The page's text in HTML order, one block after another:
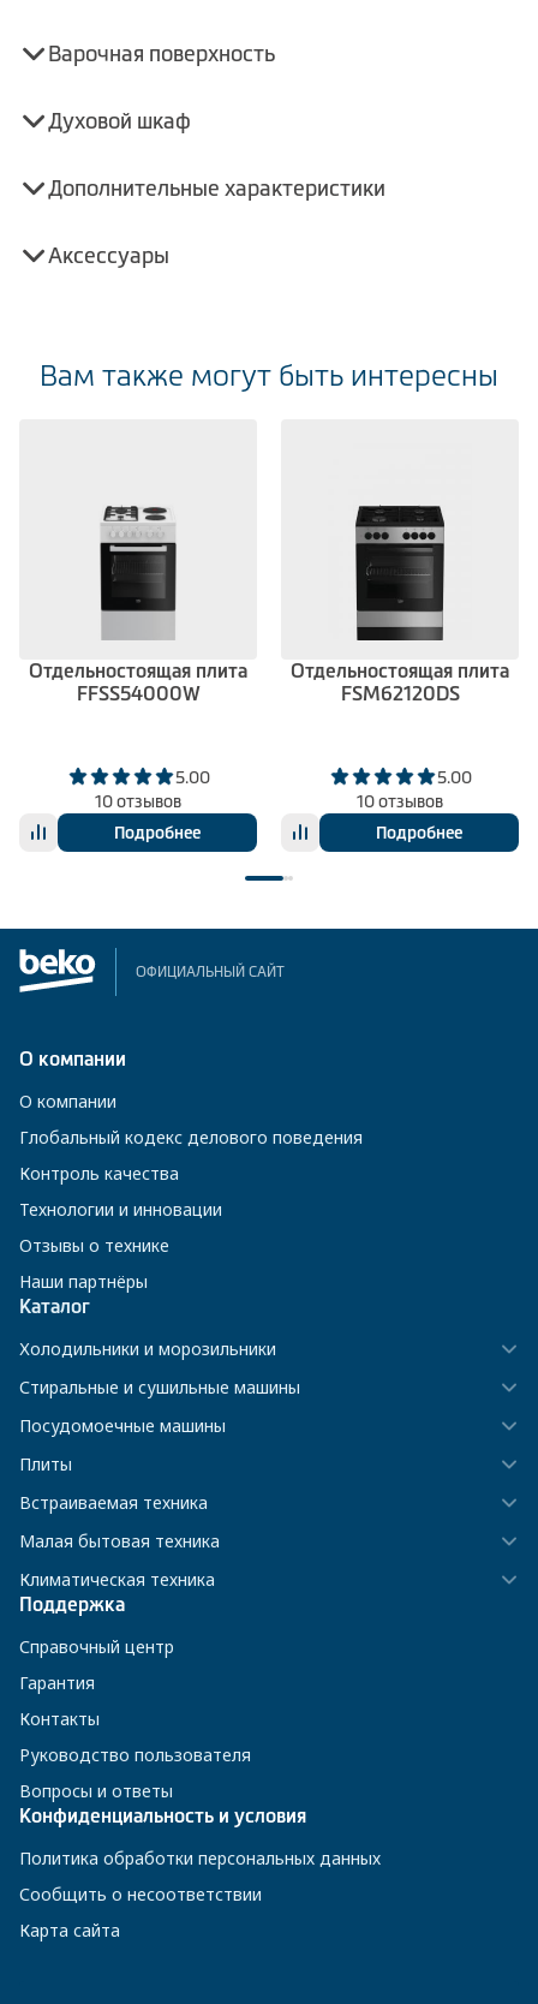
Варочная поверхность
Духовой шкаф
Дополнительные характеристики
Аксессуары
Вам также могут быть интересны
Отдельностоящая плита
FFSS54000W
5.00
10 отзывов
Подробнее
Отдельностоящая плита
FSM62120DS
5.00
10 отзывов
Подробнее
ОФИЦИАЛЬНЫЙ САЙТ
О компании
О компании
Глобальный кодекс делового поведения
Контроль качества
Технологии и инновации
Отзывы о технике
Наши партнёры
Каталог
Холодильники и морозильники
Стиральные и сушильные машины
Посудомоечные машины
Плиты
Встраиваемая техника
Малая бытовая техника
Климатическая техника
Поддержка
Справочный центр
Гарантия
Контакты
Руководство пользователя
Вопросы и ответы
Конфиденциальность и условия
Политика обработки персональных данных
Сообщить о несоответствии
Карта сайта